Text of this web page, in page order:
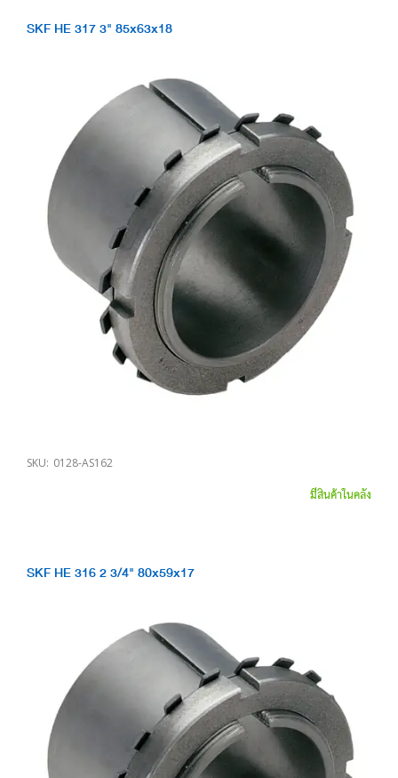
SKF HE 317 3" 85x63x18
SKU: 0128-AS162
มีสินค้าในคลัง
SKF HE 316 2 3/4" 80x59x17